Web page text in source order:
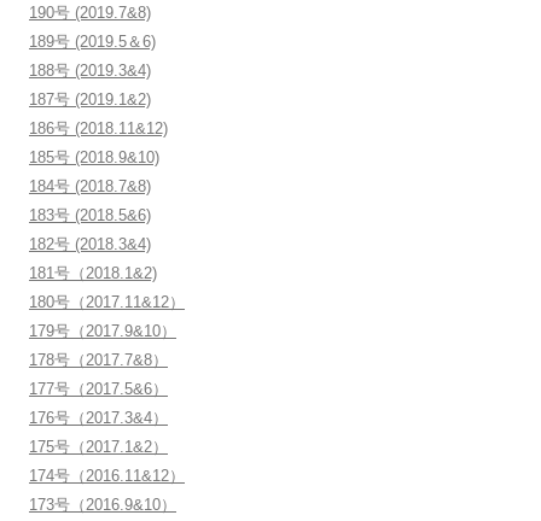
190号 (2019.7&8)
189号 (2019.5＆6)
188号 (2019.3&4)
187号 (2019.1&2)
186号 (2018.11&12)
185号 (2018.9&10)
184号 (2018.7&8)
183号 (2018.5&6)
182号 (2018.3&4)
181号（2018.1&2)
180号（2017.11&12）
179号（2017.9&10）
178号（2017.7&8）
177号（2017.5&6）
176号（2017.3&4）
175号（2017.1&2）
174号（2016.11&12）
173号（2016.9&10）